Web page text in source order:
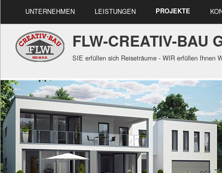
UNTERNEHMEN LEISTUNGEN PROJEKTE
FLW-CREATIV-BAU
SIE erfüllen sich Reiseträume - WIR erfüllen Ihnen